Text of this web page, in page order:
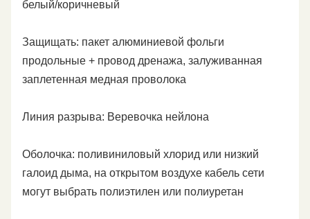
белый/коричневый
Защищать: пакет алюминиевой фольги
продольные + провод дренажа, залуживанная
заплетенная медная проволока
Линия разрыва: Веревочка нейлона
Оболочка: поливиниловый хлорид или низкий
галоид дыма, на открытом воздухе кабель сети
могут выбрать полиэтилен или полиуретан